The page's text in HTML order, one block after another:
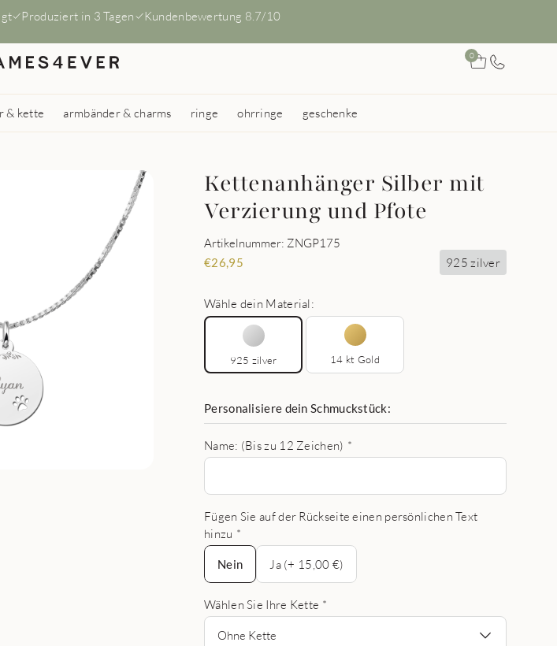
Produziert in 3 Tagen Kundenbewertung 8.7/10
0
& kette armbänder & charms ringe ohrringe geschenke
Kettenanhänger Silber mit
Verzierung und Pfote
Artikelnummer: ZNGP175
€26,95 925 zilver
Wähle dein Material:
925 zilver 14 kt Gold
Personalisiere dein Schmuckstück:
Name: (Bis zu 12 Zeichen) *
Fügen Sie auf der Rückseite einen persönlichen Text
hinzu *
Nein
Nein
Ja (+ 15,00 €)
Wählen Sie Ihre Kette *
Ohne Kette